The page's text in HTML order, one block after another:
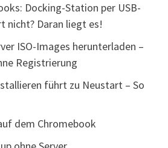
Docking-Station per USB-
nicht? Daran liegt es!
ISO-Images herunterladen –
Registrierung
führt zu Neustart – So
dem Chromebook